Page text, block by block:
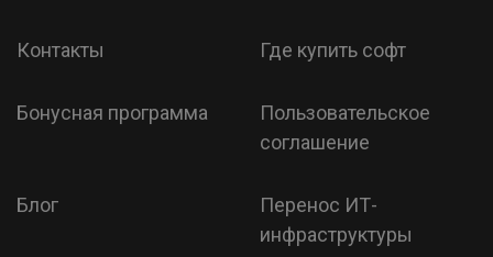
Контакты Где купить софт
Бонусная программа
Пользовательское
соглашение
Блог
Перенос ИТ-
инфраструктуры